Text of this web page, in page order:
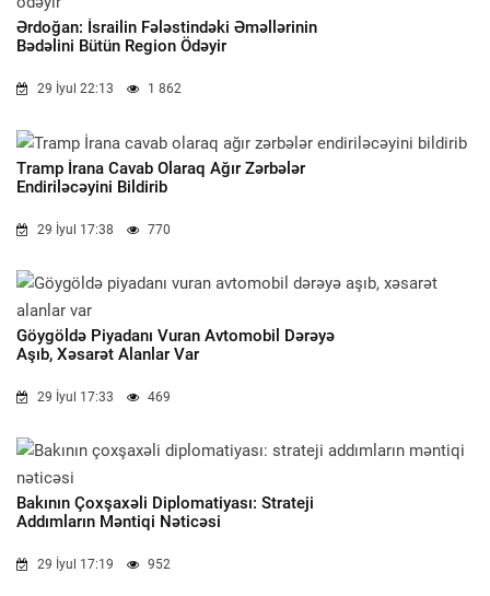
Ərdoğan: İsrailin Fələstindəki Əməllərinin
Bədəlini Bütün Region Ödəyir
29 İyul 22:13 1 862
Tramp İrana Cavab Olaraq Ağır Zərbələr
Endiriləcəyini Bildirib
29 İyul 17:38 770
Göygöldə Piyadanı Vuran Avtomobil Dərəyə
Aşıb, Xəsarət Alanlar Var
29 İyul 17:33 469
Bakının Çoxşaxəli Diplomatiyası: Strateji
Addımların Məntiqi Nəticəsi
29 İyul 17:19 952